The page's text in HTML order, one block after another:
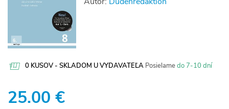
0 KUSOV - SKLADOM U VYDAVATEĽA Posielamedo 7-10 dní
25.00 €